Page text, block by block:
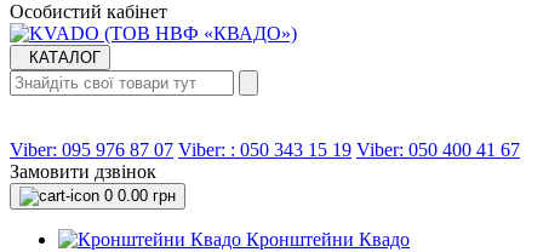
Особистий кабінет
КАТАЛОГ
Viber: 095 976 87 07 Viber: : 050 343 15 19‬ Viber: 050 400 41 67
Замовити дзвінок
0 0.00 грн
Кронштейни Квадо